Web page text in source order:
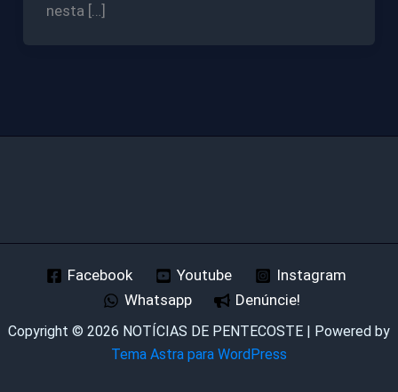
nesta […]
Facebook Youtube
Instagram
Whatsapp
Denúncie!
Copyright © 2026 NOTÍCIAS DE PENTECOSTE | Powered by
Tema Astra para WordPress